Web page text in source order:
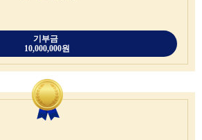
기부금
10,000,000원